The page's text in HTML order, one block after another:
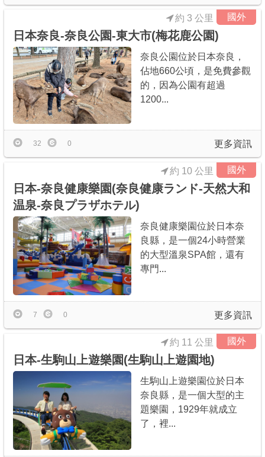
國外
日本奈良-奈良公園-東大市(梅花鹿公園)
約 3 公里
奈良公園位於日本奈良，
佔地660公頃，是免費參觀
的，因為公園有超過
1200...
更多資訊
32 0
國外
日本-奈良健康樂園(奈良健康ランド-天然大和
温泉-奈良プラザホテル)
約 10 公里
奈良健康樂園位於日本奈
良縣，是一個24小時營業
的大型溫泉SPA館，還有
專門...
更多資訊
7 0
國外
日本-生駒山上遊樂園(生駒山上遊園地)
約 11 公里
生駒山上遊樂園位於日本
奈良縣，是一個大型的主
題樂園，1929年就成立
了，裡...